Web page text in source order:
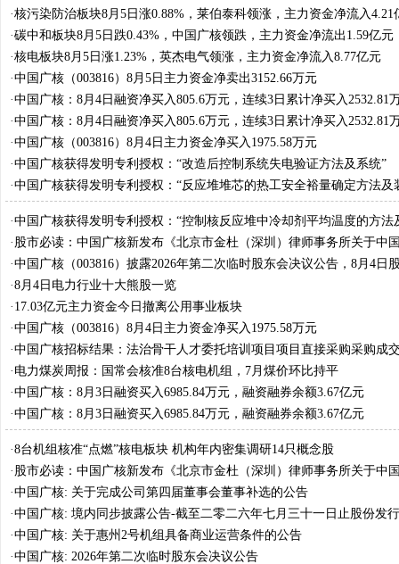
·核污染防治板块8月5日涨0.88%，莱伯泰科领涨，主力资金净流入4.21
·碳中和板块8月5日跌0.43%，中国广核领跌，主力资金净流出1.59亿元
·核电板块8月5日涨1.23%，英杰电气领涨，主力资金净流入8.77亿元
·中国广核（003816）8月5日主力资金净卖出3152.66万元
·中国广核：8月4日融资净买入805.6万元，连续3日累计净买入2532.81
·中国广核：8月4日融资净买入805.6万元，连续3日累计净买入2532.81
·中国广核（003816）8月4日主力资金净买入1975.58万元
·中国广核获得发明专利授权：“改造后控制系统失电验证方法及系统”
·中国广核获得发明专利授权：“反应堆堆芯的热工安全裕量确定方法及
·中国广核获得发明专利授权：“控制核反应堆中冷却剂平均温度的方法
· 股市必读：中国广核新发布《北京市金杜（深圳）律师事务所关于中
股份有限公司2026年第二次临时股东会之法律意见书》
·中国广核（003816）披露2026年第二次临时股东会决议公告，8月4日
2.16%
·8月4日电力行业十大熊股一览
· 17.03亿元主力资金今日撤离公用事业板块
·中国广核（003816）8月4日主力资金净买入1975.58万元
·中国广核招标结果：法治骨干人才委托培训项目项目直接采购采购成
· 电力煤炭周报：国常会核准8台核电机组，7月煤价环比持平
·中国广核：8月3日融资买入6985.84万元，融资融券余额3.67亿元
·中国广核：8月3日融资买入6985.84万元，融资融券余额3.67亿元
·8台机组核准“点燃”核电板块 机构年内密集调研14只概念股
· 股市必读：中国广核新发布《北京市金杜（深圳）律师事务所关于中
股份有限公司2026年第二次临时股东会之法律意见书》
·中国广核: 关于完成公司第四届董事会董事补选的公告
·中国广核: 境内同步披露公告-截至二零二六年七月三十一日止股份发
变动月报表
·中国广核: 关于惠州2号机组具备商业运营条件的公告
·中国广核: 2026年第二次临时股东会决议公告